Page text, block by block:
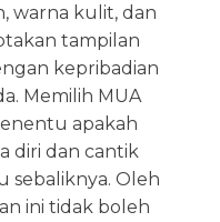
warna kulit, dan
tampilan
kepribadian
Memilih MUA
apakah
diri dan cantik
sebaliknya. Oleh
ini tidak boleh